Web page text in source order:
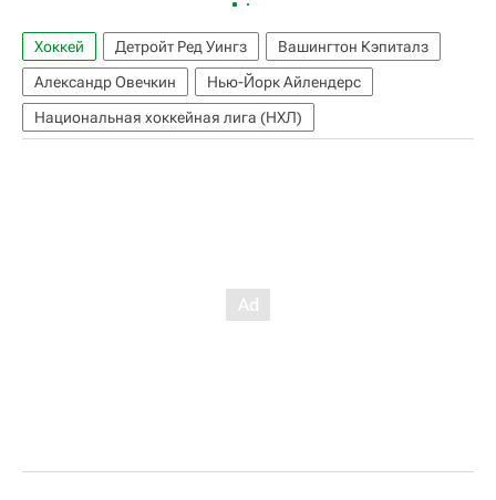
Хоккей Детройт Ред Уингз
Вашингтон Кэпиталз
Александр Овечкин
Нью-Йорк Айлендерс
Национальная хоккейная лига (НХЛ)